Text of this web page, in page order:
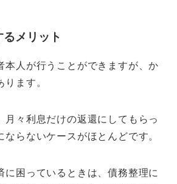
メリット
本人が行うことができますが、か
ます。
月々利息だけの返還にしてもらっ
ならないケースがほとんどです。
に困っているときは、債務整理に